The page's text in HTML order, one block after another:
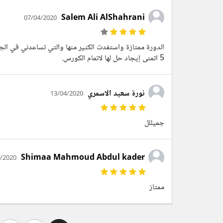
Salem Ali AlShahrani
07/04/2020
5 اتمنى إيجاد حل لها لاتمام الكورس.
نورة سعيد الاسمري 13/04/2020
جميللل
Shimaa Mahmoud Abdul kader
ممتاز